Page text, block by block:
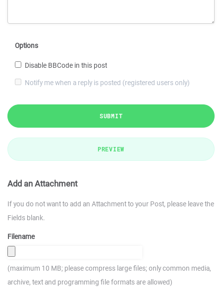
Options
Disable BBCode in this post
Notify me when a reply is posted (registered users only)
SUBMIT
PREVIEW
Add an Attachment
If you do not want to add an Attachment to your Post, please leave the
Fields blank.
Filename
(maximum 10 MB; please compress large files; only common media,
archive, text and programming file formats are allowed)